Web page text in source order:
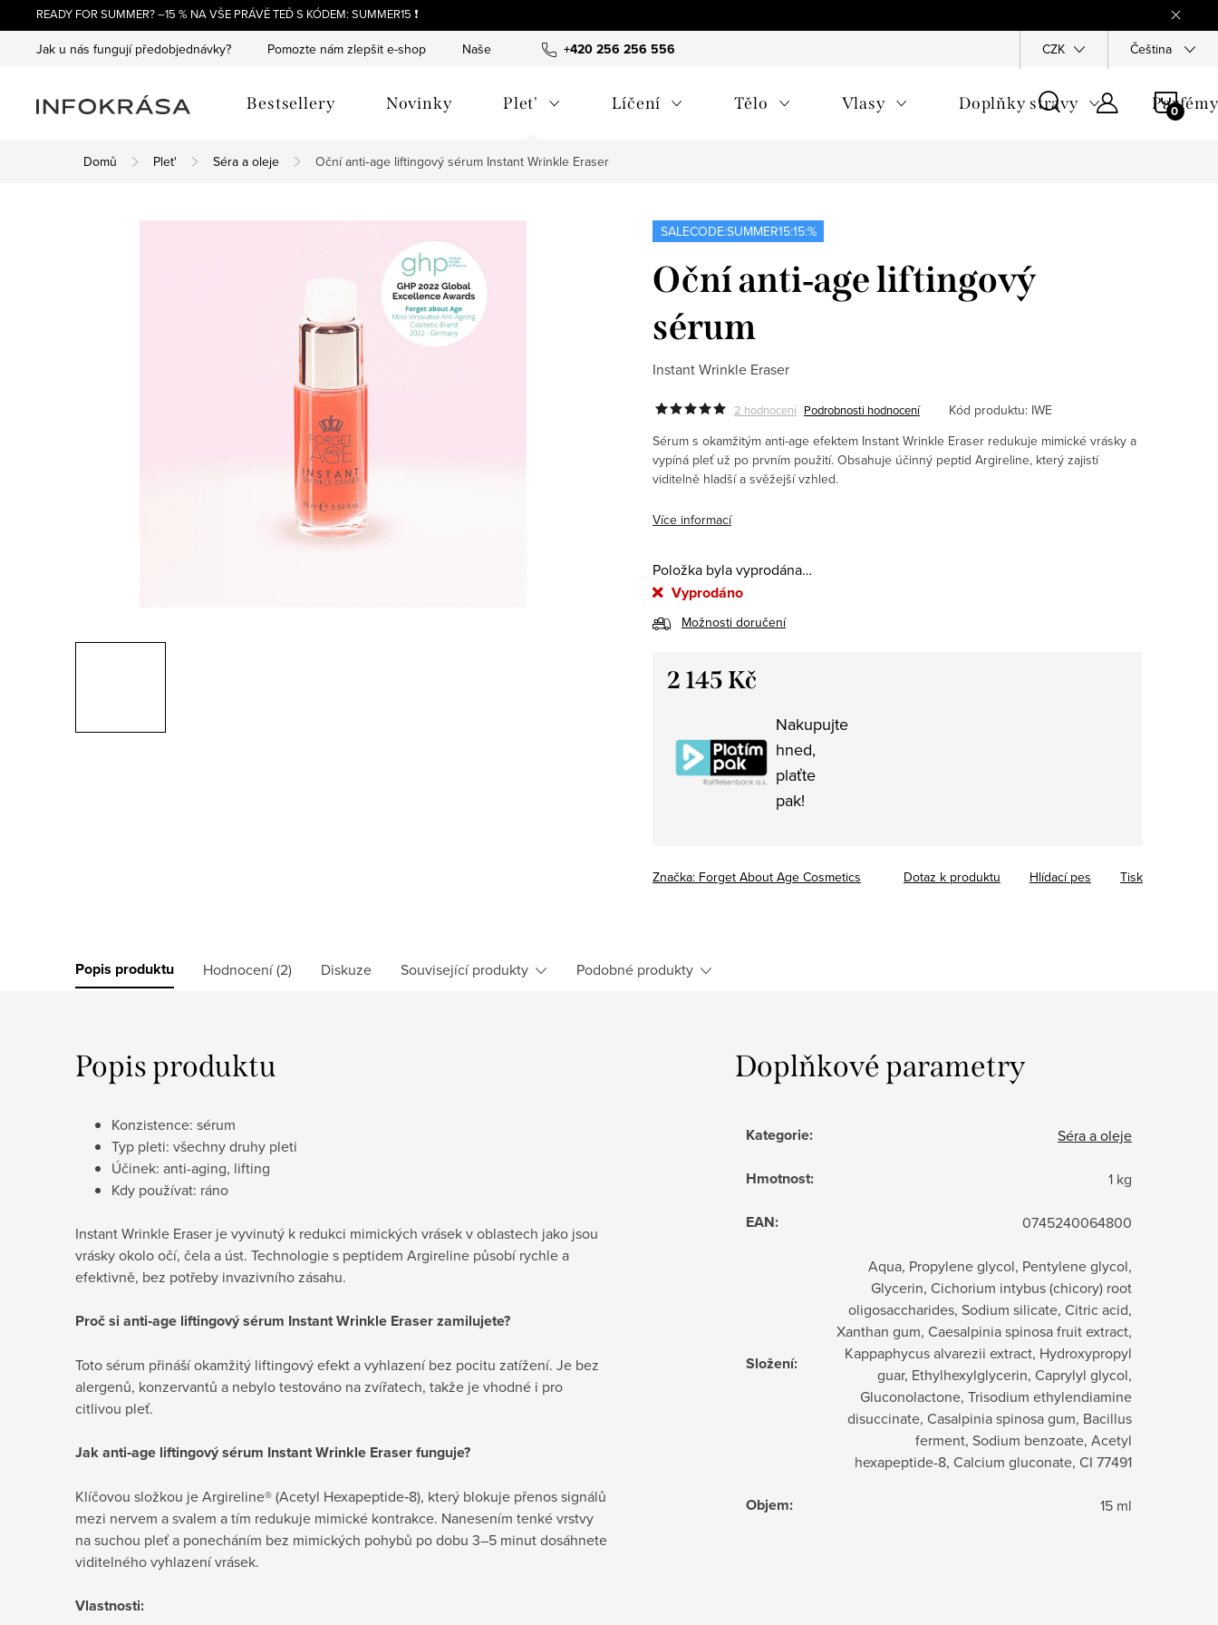
na
obsah
READY FOR SUMMER? –15 % NA VŠE PRÁVĚ TEĎ S KÓDEM: SUMMER15 ❗
+420 256 256 556
Jak u nás fungují předobjednávky? Pomozte nám zlepšit e-shop Naše tipy a příběhy O nás Ochrana osobních údajů Všeobecné
CZK Čeština
Bestsellery Novinky Plet' Líčení Tělo Vlasy Doplňky stravy Parfémy
Domů Plet' Séra a oleje Oční anti‑age liftingový sérum Instant Wrinkle Eraser
SALECODE:SUMMER15:15:%
Oční anti‑age liftingový
sérum
Instant Wrinkle Eraser
2 hodnocení Podrobnosti hodnocení Kód produktu: IWE
Sérum s okamžitým anti-age efektem Instant Wrinkle Eraser redukuje mimické vrásky a
vypíná pleť už po prvním použití. Obsahuje účinný peptid Argireline, který zajistí
viditelně hladší a svěžejší vzhled.
Více informací
Položka byla vyprodána…
Vyprodáno
Možnosti doručení
2 145 Kč
Nakupujte
hned,
plaťte
pak!
Značka: Forget About Age Cosmetics Tisk
Dotaz k produktu Hlídací pes
Popis produktu Hodnocení (2) Diskuze Související produkty Podobné produkty
Popis produktu
Konzistence: sérum
Typ pleti: všechny druhy pleti
Účinek: anti-aging, lifting
Kdy používat: ráno
Instant Wrinkle Eraser je vyvinutý k redukci mimických vrásek v oblastech jako jsou
vrásky okolo očí, čela a úst. Technologie s peptidem Argireline působí rychle a
efektivně, bez potřeby invazivního zásahu.
Proč si anti‑age liftingový sérum Instant Wrinkle Eraser zamilujete?
Toto sérum přináší okamžitý liftingový efekt a vyhlazení bez pocitu zatížení. Je bez
alergenů, konzervantů a nebylo testováno na zvířatech, takže je vhodné i pro
citlivou pleť.
Jak anti‑age liftingový sérum Instant Wrinkle Eraser funguje?
Klíčovou složkou je Argireline® (Acetyl Hexapeptide‑8), který blokuje přenos signálů
mezi nervem a svalem a tím redukuje mimické kontrakce. Nanesením tenké vrstvy
na suchou pleť a ponecháním bez mimických pohybů po dobu 3–5 minut dosáhnete
viditelného vyhlazení vrásek.
Vlastnosti:
Doplňkové parametry
Kategorie: Séra a oleje
Hmotnost: 1 kg
EAN: 0745240064800
Složení:
Aqua, Propylene glycol, Pentylene glycol,
Glycerin, Cichorium intybus (chicory) root
oligosaccharides, Sodium silicate, Citric acid,
Xanthan gum, Caesalpinia spinosa fruit extract,
Kappaphycus alvarezii extract, Hydroxypropyl
guar, Ethylhexylglycerin, Caprylyl glycol,
Gluconolactone, Trisodium ethylendiamine
disuccinate, Casalpinia spinosa gum, Bacillus
ferment, Sodium benzoate, Acetyl
hexapeptide-8, Calcium gluconate, CI 77491
Objem: 15 ml